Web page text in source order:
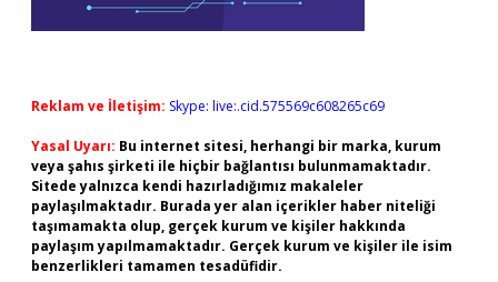
Reklam ve İletişim: Skype: live:.cid.575569c608265c69
Yasal Uyarı: Bu internet sitesi, herhangi bir marka, kurum
veya şahıs şirketi ile hiçbir bağlantısı bulunmamaktadır.
Sitede yalnızca kendi hazırladığımız makaleler
paylaşılmaktadır. Burada yer alan içerikler haber niteliği
taşımamakta olup, gerçek kurum ve kişiler hakkında
paylaşım yapılmamaktadır. Gerçek kurum ve kişiler ile isim
benzerlikleri tamamen tesadüfidir.